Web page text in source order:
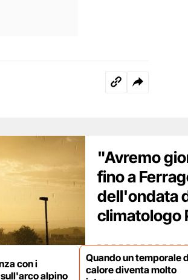
"Avremo
fino a
dell'ondata
climatologo
con i
alpino
Quando un temporale
calore diventa molto